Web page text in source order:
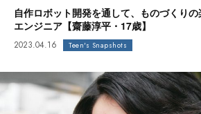
自作ロボット開発を通して、ものづくり
エンジニア【齋藤淳平・17歳】
2023.04.16 Teen's Snapshots